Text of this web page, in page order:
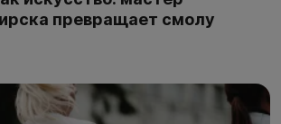
превращает смолу